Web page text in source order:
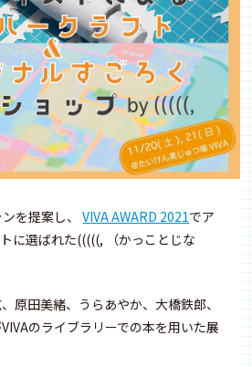
ンを提案し、VIVA AWARD 2021でア
に選ばれた(((((, （かっことじな
原田美緒、うらあやか、大橋鉄郎、
のライブラリーでの本を用いた展